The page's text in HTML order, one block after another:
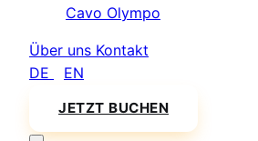
Cavo Olympo
Über uns Kontakt
DE
EN
JETZT BUCHEN